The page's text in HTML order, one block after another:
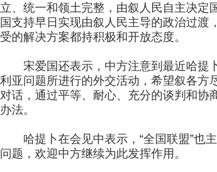
立、统一和领土完整，由叙人民自主决定
国支持早日实现由叙人民主导的政治过渡
受的解决方案都持积极和开放态度。
宋爱国还表示，中方注意到最近哈提
利亚问题所进行的外交活动，希望叙各方
对话，通过平等、耐心、充分的谈判和协
办法。
哈提卜在会见中表示，“全国联盟”也
问题，欢迎中方继续为此发挥作用。